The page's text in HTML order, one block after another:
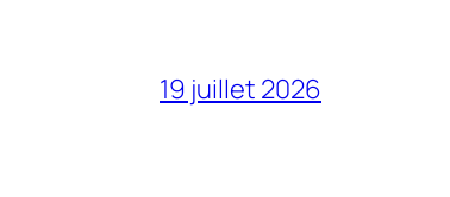
19 juillet 2026